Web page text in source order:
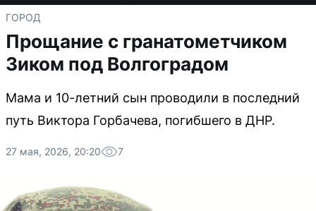
ГОРОД
Прощание с гранатометчиком
Зиком под Волгоградом
Мама и 10-летний сын проводили в последний
путь Виктора Горбачева, погибшего в ДНР.
27 мая, 2026, 20:20 7